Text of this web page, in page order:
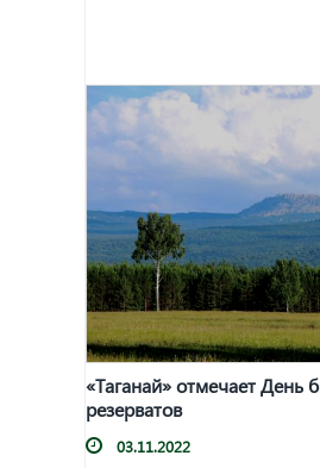
«Таганай» отмечает День
резерватов
03.11.2022